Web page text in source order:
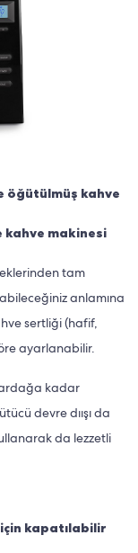
öğütülmüş kahve
makinesi
tam
anlamına
sertliği (hafif,
ayarlanabilir.
kadar
devre dıışı da
da lezzetli
kapatılabilir